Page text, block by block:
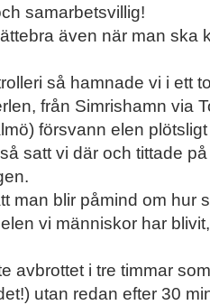
samarbetsvillig!
även när man ska
så hamnade vi i ett
från Simrishamn via
försvann elen
satt vi där och tittade
man blir påmind om hur
vi människor har
avbrottet i tre timmar
utan redan efter 30